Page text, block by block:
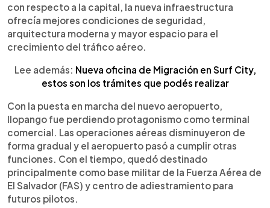
con respecto a la capital, la nueva infraestructura
ofrecía mejores condiciones de seguridad,
arquitectura moderna y mayor espacio para el
crecimiento del tráfico aéreo.
Lee además: Nueva oficina de Migración en Surf City,
estos son los trámites que podés realizar
Con la puesta en marcha del nuevo aeropuerto,
Ilopango fue perdiendo protagonismo como terminal
comercial. Las operaciones aéreas disminuyeron de
forma gradual y el aeropuerto pasó a cumplir otras
funciones. Con el tiempo, quedó destinado
principalmente como base militar de la Fuerza Aérea de
El Salvador (FAS) y centro de adiestramiento para
futuros pilotos.